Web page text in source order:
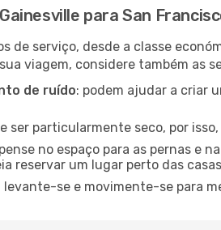
para San
de serviço, desde a classe
viagem, considere também as
de ruído: podem ajudar a criar
ser particularmente seco, por
no espaço para as pernas e
reservar um lugar perto das
levante-se e movimente-se para